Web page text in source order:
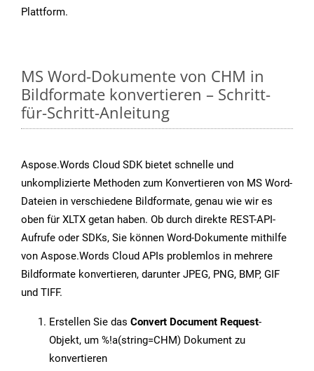
Plattform.
MS Word-Dokumente von CHM in
Bildformate konvertieren – Schritt-
für-Schritt-Anleitung
Aspose.Words Cloud SDK bietet schnelle und
unkomplizierte Methoden zum Konvertieren von MS Word-
Dateien in verschiedene Bildformate, genau wie wir es
oben für XLTX getan haben. Ob durch direkte REST-API-
Aufrufe oder SDKs, Sie können Word-Dokumente mithilfe
von Aspose.Words Cloud APIs problemlos in mehrere
Bildformate konvertieren, darunter JPEG, PNG, BMP, GIF
und TIFF.
Erstellen Sie das Convert Document Request-
Objekt, um %!a(string=CHM) Dokument zu
konvertieren